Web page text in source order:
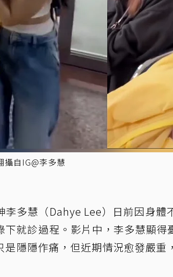
攝自IG@李多慧
李多慧（Dahye Lee）日前因身
下就診過程。影片中，李多慧顯
是隱隱作痛，但近期情況愈發嚴